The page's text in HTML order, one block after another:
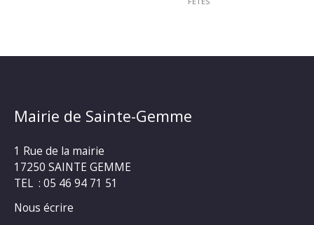
Mairie de Sainte-Gemme
1 Rue de la mairie
17250 SAINTE GEMME
TEL : 05 46 94 71 51
Nous écrire